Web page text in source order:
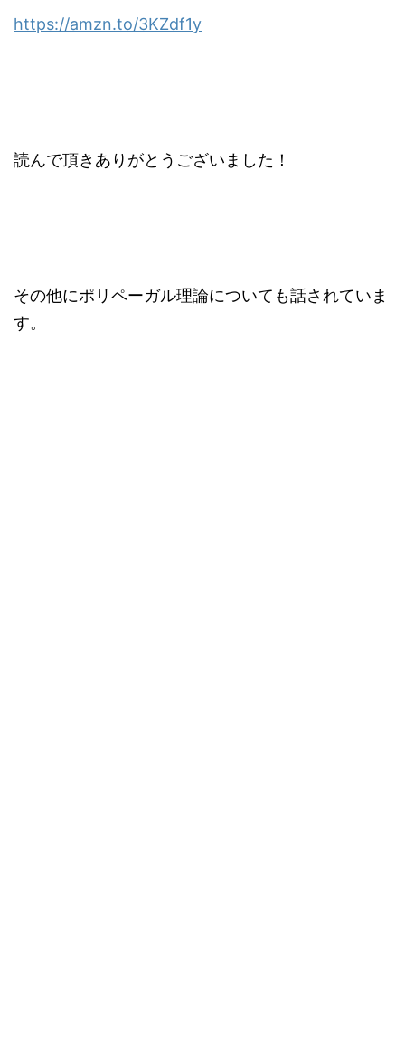
https://amzn.to/3KZdf1y
読んで頂きありがとうございました！
その他にポリペーガル理論についても話されていま
す。